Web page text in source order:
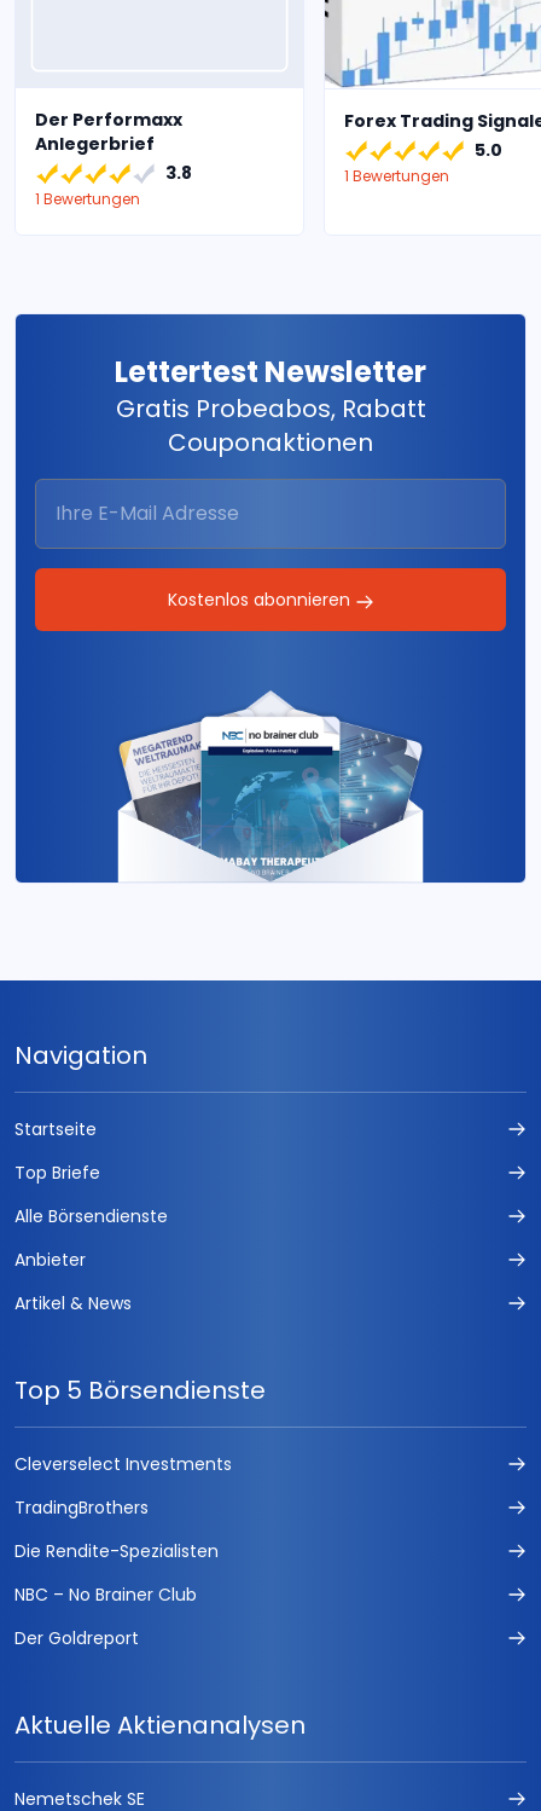
Der Performaxx
Anlegerbrief
3.8
1 Bewertungen
Forex Trading
5.0
1 Bewertungen
Lettertest Newsletter
Gratis Probeabos, Rabatt
Couponaktionen
Kostenlos abonnieren
Navigation
Startseite
Top Briefe
Alle Börsendienste
Anbieter
Artikel & News
Top 5 Börsendienste
Cleverselect Investments
TradingBrothers
Die Rendite-Spezialisten
NBC – No Brainer Club
Der Goldreport
Aktuelle Aktienanalysen
Nemetschek SE